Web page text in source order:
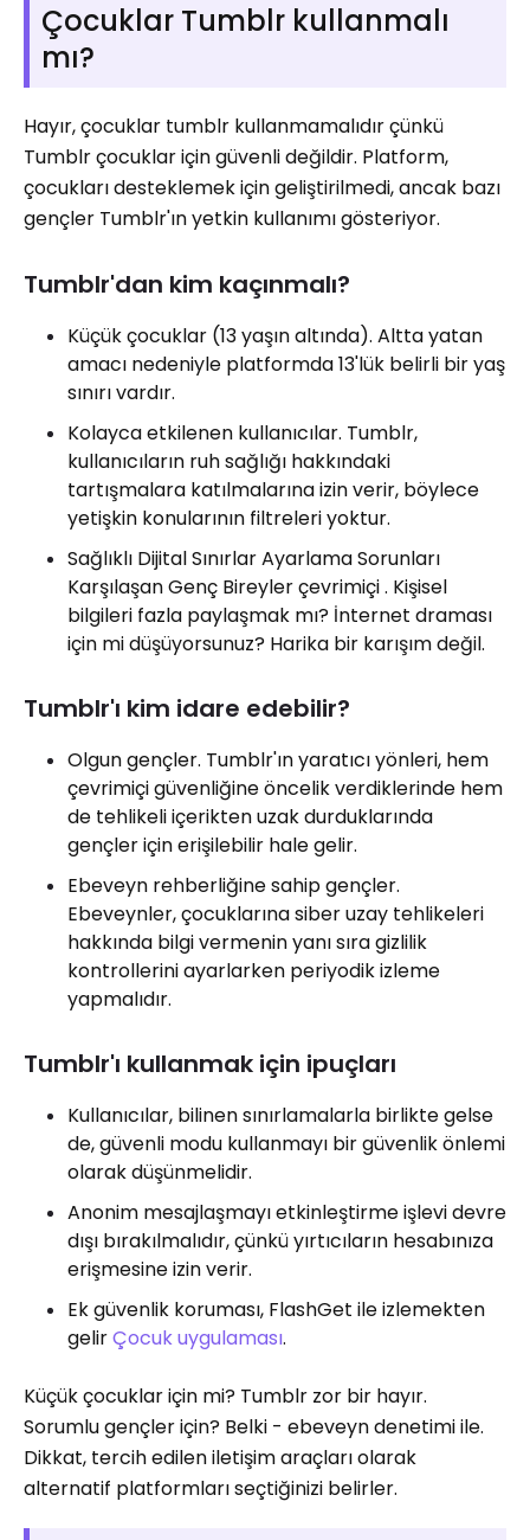
Çocuklar Tumblr kullanmalı
mı?
Hayır, çocuklar tumblr kullanmamalıdır çünkü
Tumblr çocuklar için güvenli değildir. Platform,
çocukları desteklemek için geliştirilmedi, ancak bazı
gençler Tumblr'ın yetkin kullanımı gösteriyor.
Tumblr'dan kim kaçınmalı?
Küçük çocuklar (13 yaşın altında). Altta yatan
amacı nedeniyle platformda 13'lük belirli bir yaş
sınırı vardır.
Kolayca etkilenen kullanıcılar. Tumblr,
kullanıcıların ruh sağlığı hakkındaki
tartışmalara katılmalarına izin verir, böylece
yetişkin konularının filtreleri yoktur.
Sağlıklı Dijital Sınırlar Ayarlama Sorunları
Karşılaşan Genç Bireyler çevrimiçi . Kişisel
bilgileri fazla paylaşmak mı? İnternet draması
için mi düşüyorsunuz? Harika bir karışım değil.
Tumblr'ı kim idare edebilir?
Olgun gençler. Tumblr'ın yaratıcı yönleri, hem
çevrimiçi güvenliğine öncelik verdiklerinde hem
de tehlikeli içerikten uzak durduklarında
gençler için erişilebilir hale gelir.
Ebeveyn rehberliğine sahip gençler.
Ebeveynler, çocuklarına siber uzay tehlikeleri
hakkında bilgi vermenin yanı sıra gizlilik
kontrollerini ayarlarken periyodik izleme
yapmalıdır.
Tumblr'ı kullanmak için ipuçları
Kullanıcılar, bilinen sınırlamalarla birlikte gelse
de, güvenli modu kullanmayı bir güvenlik önlemi
olarak düşünmelidir.
Anonim mesajlaşmayı etkinleştirme işlevi devre
dışı bırakılmalıdır, çünkü yırtıcıların hesabınıza
erişmesine izin verir.
Ek güvenlik koruması, FlashGet ile izlemekten
gelirÇocuk uygulaması.
Küçük çocuklar için mi? Tumblr zor bir hayır.
Sorumlu gençler için? Belki - ebeveyn denetimi ile.
Dikkat, tercih edilen iletişim araçları olarak
alternatif platformları seçtiğinizi belirler.